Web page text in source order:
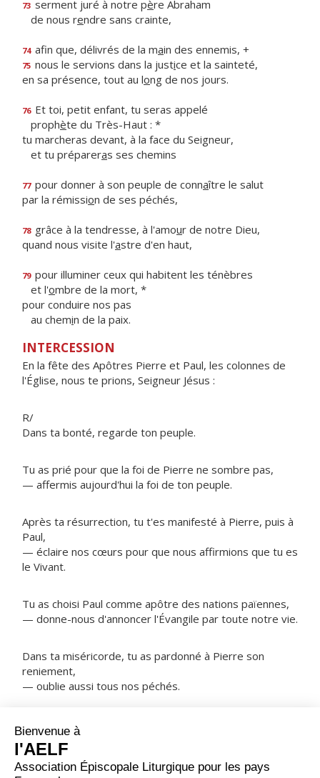
73 serment juré à notre père Abraham
de nous rendre sans crainte,
74 afin que, délivrés de la main des ennemis, +
75 nous le servions dans la justice et la sainteté,
en sa présence, tout au long de nos jours.
76 Et toi, petit enfant, tu seras appelé
prophète du Très-Haut : *
tu marcheras devant, à la face du Seigneur,
et tu prépareras ses chemins
77 pour donner à son peuple de connaître le salut
par la rémission de ses péchés,
78 grâce à la tendresse, à l'amour de notre Dieu,
quand nous visite l'astre d'en haut,
79 pour illuminer ceux qui habitent les ténèbres
et l'ombre de la mort, *
pour conduire nos pas
au chemin de la paix.
INTERCESSION
En la fête des Apôtres Pierre et Paul, les colonnes de
l'Église, nous te prions, Seigneur Jésus :
R/
Dans ta bonté, regarde ton peuple.
Tu as prié pour que la foi de Pierre ne sombre pas,
— affermis aujourd'hui la foi de ton peuple.
Après ta résurrection, tu t'es manifesté à Pierre, puis à
Paul,
— éclaire nos cœurs pour que nous affirmions que tu es
le Vivant.
Tu as choisi Paul comme apôtre des nations païennes,
— donne-nous d'annoncer l'Évangile par toute notre vie.
Dans ta miséricorde, tu as pardonné à Pierre son
reniement,
— oublie aussi tous nos péchés.
NOTRE PÈRE
ORAISON